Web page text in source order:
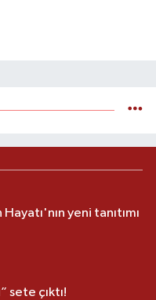
Hayatı'nın yeni tanıtımı
sete çıktı!